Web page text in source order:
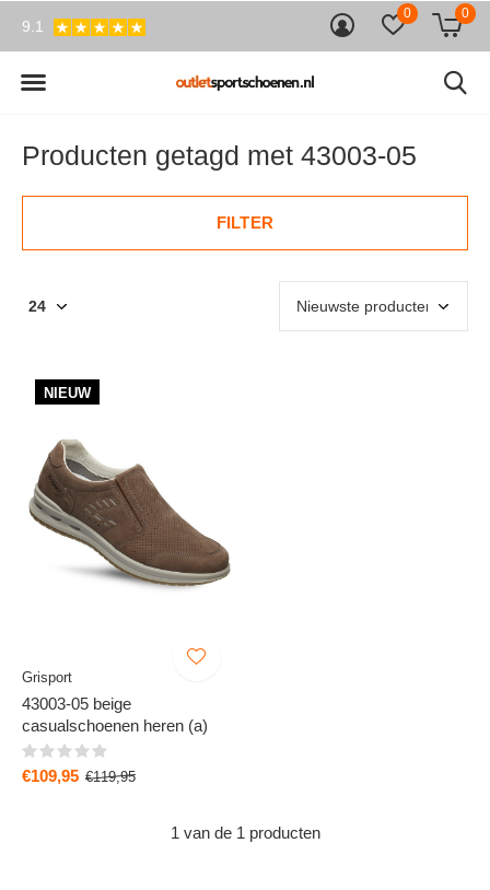
0 0
9.1
Producten getagd met 43003-05
FILTER
NIEUW
Grisport
43003-05 beige
casualschoenen heren (a)
€109,95 €119,95
1 van de 1 producten